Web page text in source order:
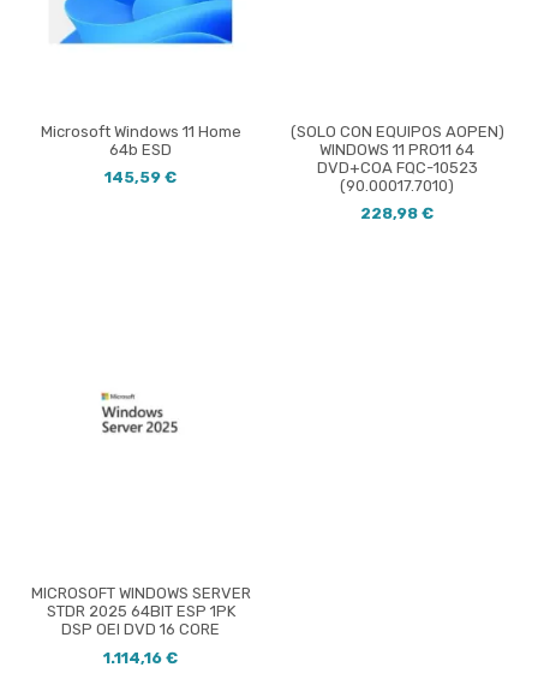
Microsoft Windows 11 Home
64b ESD
145,59 €
(SOLO CON EQUIPOS AOPEN)
WINDOWS 11 PRO11 64
DVD+COA FQC-10523
(90.00017.7010)
228,98 €
MICROSOFT WINDOWS SERVER
STDR 2025 64BIT ESP 1PK
DSP OEI DVD 16 CORE
1.114,16 €